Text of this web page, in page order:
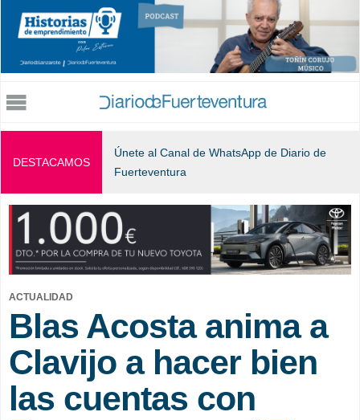
Jump to navigation
DESTACAMOS
Únete al Canal de WhatsApp de Diario de
Fuerteventura
ACTUALIDAD
Blas Acosta anima a
Clavijo a hacer bien
las cuentas con